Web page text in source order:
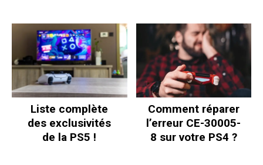
Liste complète
des exclusivités
de la PS5 !
Comment réparer
l’erreur CE-30005-
8 sur votre PS4 ?